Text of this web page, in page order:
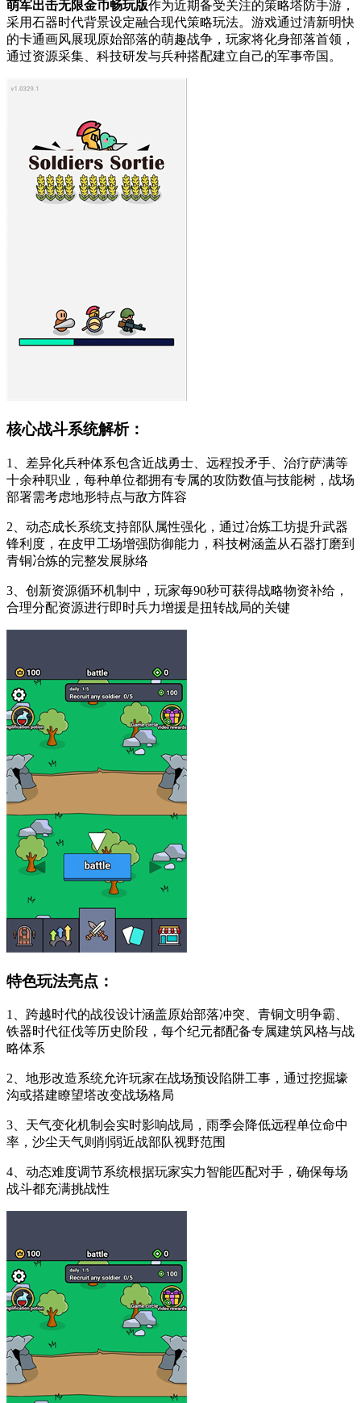
萌军出击无限金币畅玩版作为近期备受关注的策略塔防手游，
采用石器时代背景设定融合现代策略玩法。游戏通过清新明快
的卡通画风展现原始部落的萌趣战争，玩家将化身部落首领，
通过资源采集、科技研发与兵种搭配建立自己的军事帝国。
核心战斗系统解析：
1、差异化兵种体系包含近战勇士、远程投矛手、治疗萨满等
十余种职业，每种单位都拥有专属的攻防数值与技能树，战场
部署需考虑地形特点与敌方阵容
2、动态成长系统支持部队属性强化，通过冶炼工坊提升武器
锋利度，在皮甲工场增强防御能力，科技树涵盖从石器打磨到
青铜冶炼的完整发展脉络
3、创新资源循环机制中，玩家每90秒可获得战略物资补给，
合理分配资源进行即时兵力增援是扭转战局的关键
特色玩法亮点：
1、跨越时代的战役设计涵盖原始部落冲突、青铜文明争霸、
铁器时代征伐等历史阶段，每个纪元都配备专属建筑风格与战
略体系
2、地形改造系统允许玩家在战场预设陷阱工事，通过挖掘壕
沟或搭建瞭望塔改变战场格局
3、天气变化机制会实时影响战局，雨季会降低远程单位命中
率，沙尘天气则削弱近战部队视野范围
4、动态难度调节系统根据玩家实力智能匹配对手，确保每场
战斗都充满挑战性